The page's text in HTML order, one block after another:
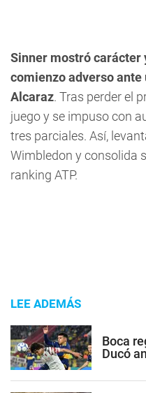
Sinner mostró carácter
comienzo adverso
Alcaraz. Tras perder el
juego y se impuso con
tres parciales. Así,
Wimbledon y consolida
ranking ATP.
LEE ADEMÁS
Boca
Ducó